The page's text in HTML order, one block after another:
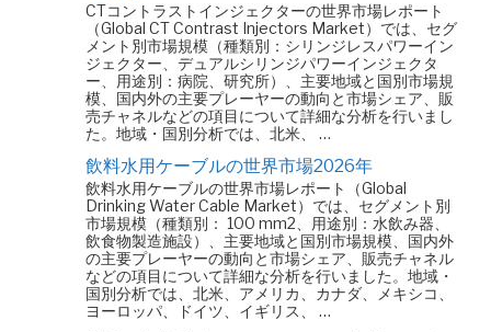
CTコントラストインジェクターの世界市場レポート
（Global CT Contrast Injectors Market）では、セグ
メント別市場規模（種類別：シリンジレスパワーイン
ジェクター、デュアルシリンジパワーインジェクタ
ー、用途別：病院、研究所）、主要地域と国別市場規
模、国内外の主要プレーヤーの動向と市場シェア、販
売チャネルなどの項目について詳細な分析を行いまし
た。地域・国別分析では、北米、 …
飲料水用ケーブルの世界市場2026年
飲料水用ケーブルの世界市場レポート（Global
Drinking Water Cable Market）では、セグメント別
市場規模（種類別： 100 mm2、用途別：水飲み器、
飲食物製造施設）、主要地域と国別市場規模、国内外
の主要プレーヤーの動向と市場シェア、販売チャネル
などの項目について詳細な分析を行いました。地域・
国別分析では、北米、アメリカ、カナダ、メキシコ、
ヨーロッパ、ドイツ、イギリス、 …